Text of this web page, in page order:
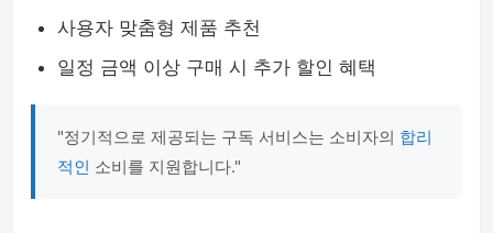
사용자 맞춤형 제품 추천
일정 금액 이상 구매 시 추가 할인 혜택
"정기적으로 제공되는 구독 서비스는 소비자의 합리
적인 소비를 지원합니다."